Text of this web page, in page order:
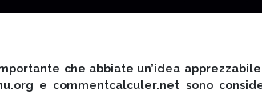
che abbiate un’idea
e commentcalculer.net sono